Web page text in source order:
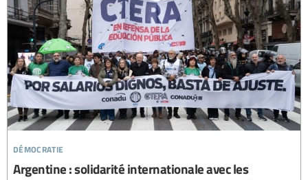
démocratie
Argentine : solidarité internationale avec les